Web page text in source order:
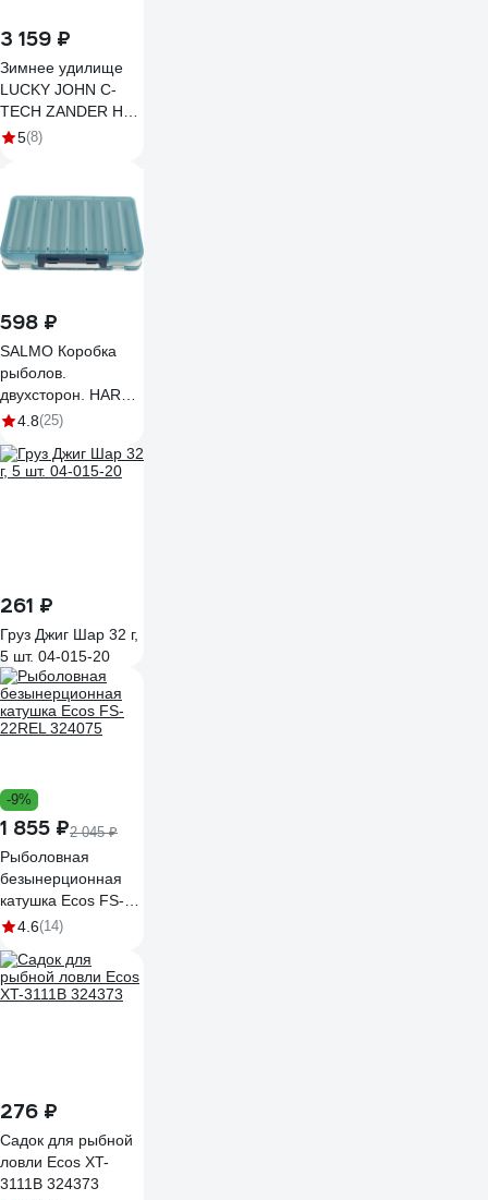
3 159 ₽
Зимнее удилище
LUCKY JOHN C-
TECH ZANDER HT
64см LJ109-02
5(8)
598 ₽
SALMO Коробка
рыболов.
двухсторон. HARD
LURES SPECIAL
4.8(25)
261 ₽
Груз Джиг Шар 32 г,
5 шт. 04-015-20
-9%
1 855 ₽2 045 ₽
Рыболовная
безынерционная
катушка Ecos FS-
22REL 324075
4.6(14)
276 ₽
Садок для рыбной
ловли Ecos XT-
3111B 324373